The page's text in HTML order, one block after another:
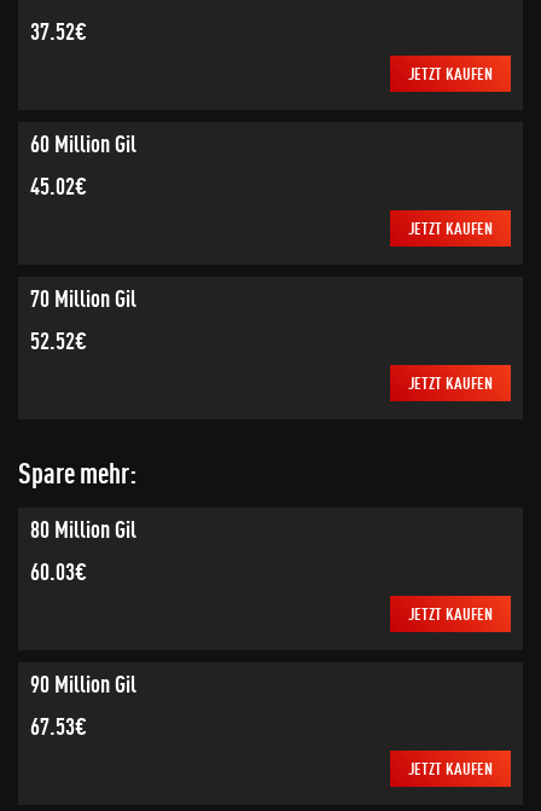
37.52€
JETZT KAUFEN
60 Million Gil
45.02€
JETZT KAUFEN
70 Million Gil
52.52€
JETZT KAUFEN
Spare mehr:
80 Million Gil
60.03€
JETZT KAUFEN
90 Million Gil
67.53€
JETZT KAUFEN